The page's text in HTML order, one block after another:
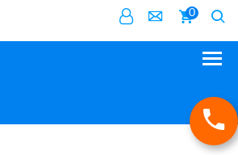
0
в городском лагере РЦНК